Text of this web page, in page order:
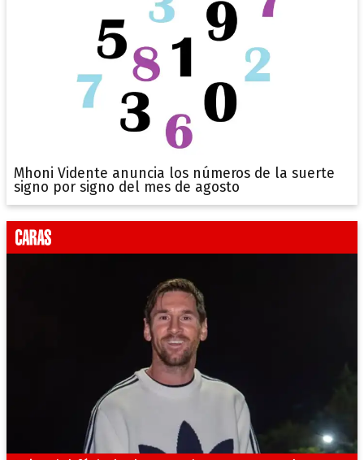
Mhoni Vidente anuncia los números de la suerte
signo por signo del mes de agosto